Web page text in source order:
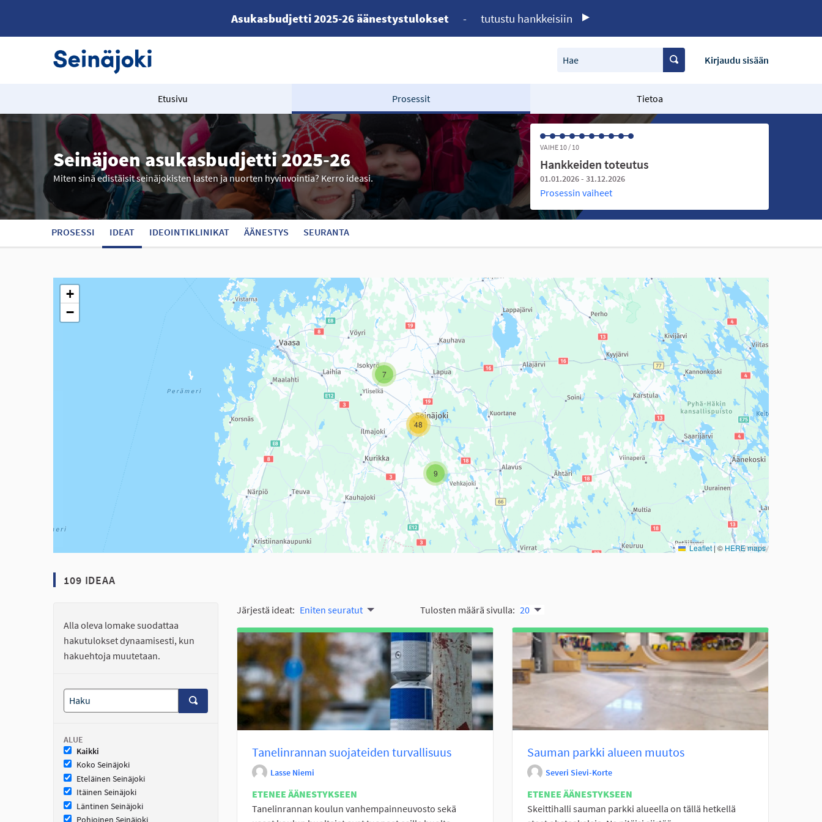
Asukasbudjetti 2025-26 äänestystulokset - tutustu hankkeisiin
Hae Kirjaudu sisään
Etusivu Prosessit Tietoa
Seinäjoen asukasbudjetti 2025-26
Miten sinä edistäisit seinäjokisten lasten ja nuorten hyvinvointia? Kerro ideasi.
VAIHE 10 / 10
Hankkeiden toteutus
01.01.2026 - 31.12.2026
Prosessin vaiheet
PROSESSI IDEAT IDEOINTIKLINIKAT ÄÄNESTYS SEURANTA
Seuraavassa elementissä on kartta, joka esittää tämän sivun tietueet karttapisteinä. Elementtiä voi käyttää ruudunlukijalla, mutta se voi olla vaikeaselkoinen.
7
9
48
+
−
Leaflet | © HERE maps
109 IDEAA
Alla oleva lomake suodattaa
hakutulokset dynaamisesti, kun
hakuehtoja muutetaan.
ALUE
Kaikki
Koko Seinäjoki
Eteläinen Seinäjoki
Itäinen Seinäjoki
Läntinen Seinäjoki
Pohjoinen Seinäjoki
Järjestä ideat: Eniten seuratut Tulosten määrä sivulla: 20
Tanelinrannan suojateiden turvallisuus
Lasse Niemi
ETENEE ÄÄNESTYKSEEN
Tanelinrannan koulun vanhempainneuvosto sekä
Sauman parkki alueen muutos
Severi Sievi-Korte
ETENEE ÄÄNESTYKSEEN
Skeittihalli sauman parkki alueella on tällä hetkellä